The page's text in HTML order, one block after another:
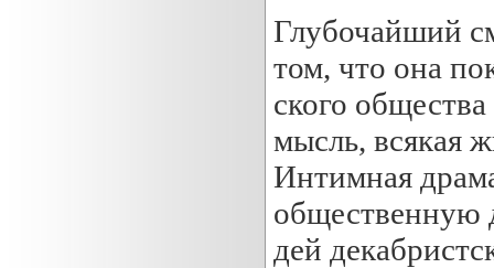
Глубочайший
том, что она
ского
мысль, всякая
Интимная
общественную
дей